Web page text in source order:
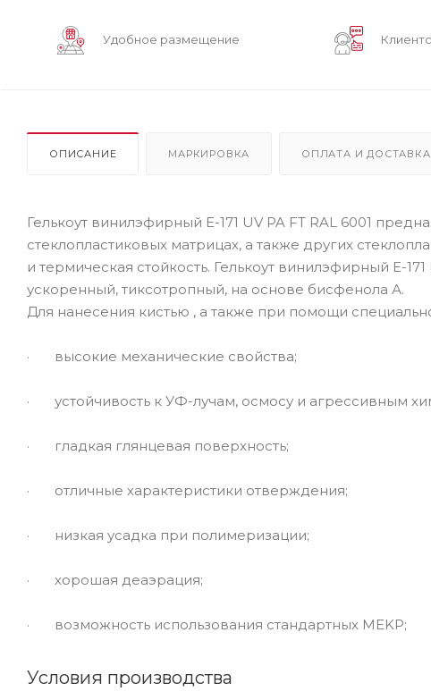
Удобное размещение
ОПИСАНИЕ МАРКИРОВКА ОПЛАТА И ДОСТАВКА
Гелькоут винилэфирный E-171 UV PA FT RAL 6001
стеклопластиковых матрицах, а также других
и термическая стойкость. Гелькоут винилэфирный E-
ускоренный, тиксотропный, на основе бисфенола А.
Для нанесения кистью , а также при помощи
· высокие механические свойства;
· устойчивость к УФ-лучам, осмосу и агрессивным
· гладкая глянцевая поверхность;
· отличные характеристики отверждения;
· низкая усадка при полимеризации;
· хорошая деаэрация;
· возможность использования стандартных MEKP;
Условия производства